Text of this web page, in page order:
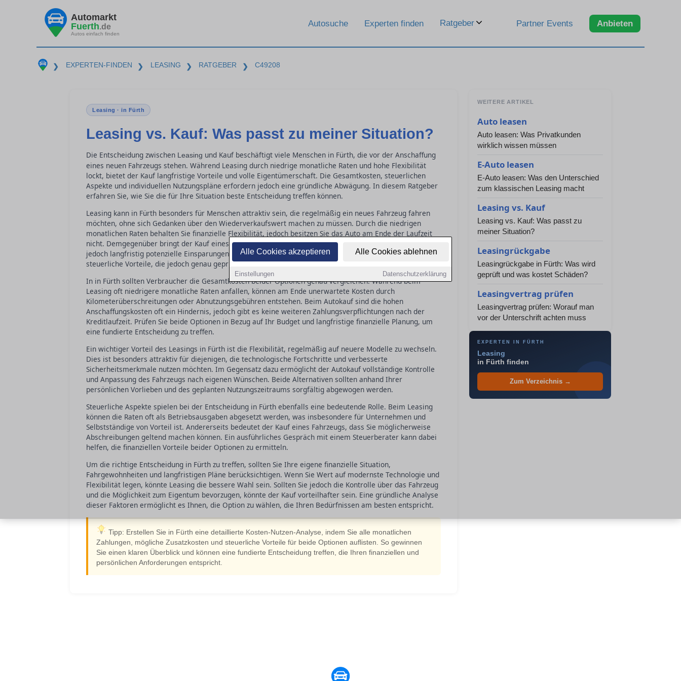
Alle Cookies akzeptieren Alle Cookies ablehnen
Einstellungen Datenschutzerklärung
Automarkt
Fuerth.de
Autos einfach finden
Autosuche Experten finden Ratgeber Partner Events Anbieten
❯ EXPERTEN-FINDEN ❯ LEASING ❯ RATGEBER ❯ C49208
Leasing · in Fürth
Leasing vs. Kauf: Was passt zu meiner Situation?
Die Entscheidung zwischen Leasing und Kauf beschäftigt viele Menschen in Fürth, die vor der Anschaffung
eines neuen Fahrzeugs stehen. Während Leasing durch niedrige monatliche Raten und hohe Flexibilität
lockt, bietet der Kauf langfristige Vorteile und volle Eigentümerschaft. Die Gesamtkosten, steuerlichen
Aspekte und individuellen Nutzungspläne erfordern jedoch eine gründliche Abwägung. In diesem Ratgeber
erfahren Sie, wie Sie die für Ihre Situation beste Entscheidung treffen können.
Leasing kann in Fürth besonders für Menschen attraktiv sein, die regelmäßig ein neues Fahrzeug fahren
möchten, ohne sich Gedanken über den Wiederverkaufswert machen zu müssen. Durch die niedrigen
monatlichen Raten behalten Sie finanzielle Flexibilität, jedoch besitzen Sie das Auto am Ende der Laufzeit
nicht. Demgegenüber bringt der Kauf eines Fahrzeugs in der Regel höhere Anfangskosten mit sich, bietet
jedoch langfristig potenzielle Einsparungen. Für Selbstständige und Unternehmen bietet Leasing außerdem
steuerliche Vorteile, die jedoch genau geprüft werden sollten, um deren Nutzen richtig einzuschätzen.
In in Fürth sollten Verbraucher die Gesamtkosten beider Optionen genau vergleichen. Während beim
Leasing oft niedrigere monatliche Raten anfallen, können am Ende unerwartete Kosten durch
Kilometerüberschreitungen oder Abnutzungsgebühren entstehen. Beim Autokauf sind die hohen
Anschaffungskosten oft ein Hindernis, jedoch gibt es keine weiteren Zahlungsverpflichtungen nach der
Kreditlaufzeit. Prüfen Sie beide Optionen in Bezug auf Ihr Budget und langfristige finanzielle Planung, um
eine fundierte Entscheidung zu treffen.
Ein wichtiger Vorteil des Leasings in Fürth ist die Flexibilität, regelmäßig auf neuere Modelle zu wechseln.
Dies ist besonders attraktiv für diejenigen, die technologische Fortschritte und verbesserte
Sicherheitsmerkmale nutzen möchten. Im Gegensatz dazu ermöglicht der Autokauf vollständige Kontrolle
und Anpassung des Fahrzeugs nach eigenen Wünschen. Beide Alternativen sollten anhand Ihrer
persönlichen Vorlieben und des geplanten Nutzungszeitraums sorgfältig abgewogen werden.
Steuerliche Aspekte spielen bei der Entscheidung in Fürth ebenfalls eine bedeutende Rolle. Beim Leasing
können die Raten oft als Betriebsausgaben abgesetzt werden, was insbesondere für Unternehmen und
Selbstständige von Vorteil ist. Andererseits bedeutet der Kauf eines Fahrzeugs, dass Sie möglicherweise
Abschreibungen geltend machen können. Ein ausführliches Gespräch mit einem Steuerberater kann dabei
helfen, die finanziellen Vorteile beider Optionen zu ermitteln.
Um die richtige Entscheidung in Fürth zu treffen, sollten Sie Ihre eigene finanzielle Situation,
Fahrgewohnheiten und langfristigen Pläne berücksichtigen. Wenn Sie Wert auf modernste Technologie und
Flexibilität legen, könnte Leasing die bessere Wahl sein. Sollten Sie jedoch die Kontrolle über das Fahrzeug
und die Möglichkeit zum Eigentum bevorzugen, könnte der Kauf vorteilhafter sein. Eine gründliche Analyse
dieser Faktoren ermöglicht es Ihnen, die Option zu wählen, die Ihren Bedürfnissen am besten entspricht.
Tipp: Erstellen Sie in Fürth eine detaillierte Kosten-Nutzen-Analyse, indem Sie alle monatlichen
Zahlungen, mögliche Zusatzkosten und steuerliche Vorteile für beide Optionen auflisten. So gewinnen
Sie einen klaren Überblick und können eine fundierte Entscheidung treffen, die Ihren finanziellen und
persönlichen Anforderungen entspricht.
WEITERE ARTIKEL
Auto leasen
Auto leasen: Was Privatkunden
wirklich wissen müssen
E-Auto leasen
E-Auto leasen: Was den Unterschied
zum klassischen Leasing macht
Leasing vs. Kauf
Leasing vs. Kauf: Was passt zu
meiner Situation?
Leasingrückgabe
Leasingrückgabe in Fürth: Was wird
geprüft und was kostet Schäden?
Leasingvertrag prüfen
Leasingvertrag prüfen: Worauf man
vor der Unterschrift achten muss
EXPERTEN IN FÜRTH
Leasing
in Fürth finden
Zum Verzeichnis →